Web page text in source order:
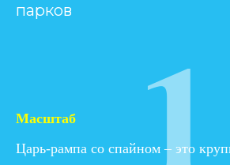
парков
Масштаб
Царь-рампа со спайном – это
1